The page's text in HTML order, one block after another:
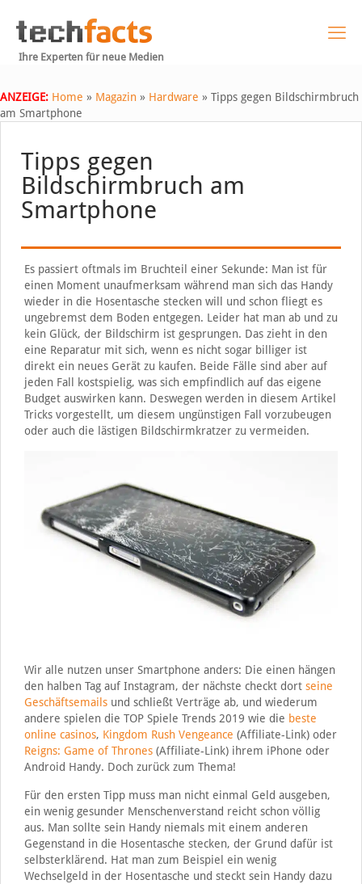
Ihre Experten für neue Medien
ANZEIGE: Home » Magazin » Hardware » Tipps gegen Bildschirmbruch
am Smartphone
Tipps gegen
Bildschirmbruch am
Smartphone
Es passiert oftmals im Bruchteil einer Sekunde: Man ist für
einen Moment unaufmerksam während man sich das Handy
wieder in die Hosentasche stecken will und schon fliegt es
ungebremst dem Boden entgegen. Leider hat man ab und zu
kein Glück, der Bildschirm ist gesprungen. Das zieht in den
eine Reparatur mit sich, wenn es nicht sogar billiger ist
direkt ein neues Gerät zu kaufen. Beide Fälle sind aber auf
jeden Fall kostspielig, was sich empfindlich auf das eigene
Budget auswirken kann. Deswegen werden in diesem Artikel
Tricks vorgestellt, um diesem ungünstigen Fall vorzubeugen
oder auch die lästigen Bildschirmkratzer zu vermeiden.
Wir alle nutzen unser Smartphone anders: Die einen hängen
den halben Tag auf Instagram, der nächste checkt dort seine
Geschäftsemailsund schließt Verträge ab, und wiederum
andere spielen die TOP Spiele Trends 2019 wie die beste
online casinos, Kingdom Rush Vengeance (Affiliate-Link) oder
Reigns: Game of Thrones(Affiliate-Link) ihrem iPhone oder
Android Handy. Doch zurück zum Thema!
Für den ersten Tipp muss man nicht einmal Geld ausgeben,
ein wenig gesunder Menschenverstand reicht schon völlig
aus. Man sollte sein Handy niemals mit einem anderen
Gegenstand in die Hosentasche stecken, der Grund dafür ist
selbsterklärend. Hat man zum Beispiel ein wenig
Wechselgeld in der Hosentasche und steckt sein Handy dazu